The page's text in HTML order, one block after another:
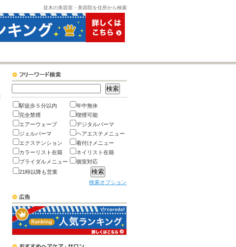
並木の美容室・美容院を住所から検索
駅徒歩５分以内
年中無休
完全禁煙
喫煙可能
エアーウェーブ
デジタルパーマ
ジェルパーマ
ヘアエステメニュー
エクステンション
着付けメニュー
カラーリスト在籍
ネイリスト在籍
ブライダルメニュー
個室対応
21時以降も営業
検索オプション